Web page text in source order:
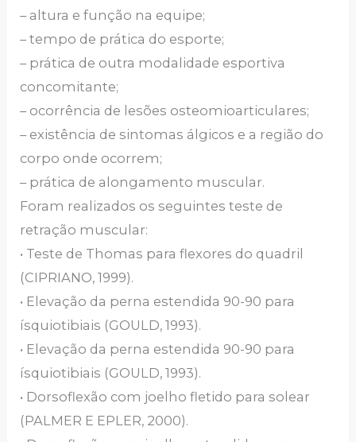
– altura e função na equipe;
– tempo de prática do esporte;
– prática de outra modalidade esportiva
concomitante;
– ocorrência de lesões osteomioarticulares;
– existência de sintomas álgicos e a região do
corpo onde ocorrem;
– prática de alongamento muscular.
Foram realizados os seguintes teste de
retração muscular:
• Teste de Thomas para flexores do quadril
(CIPRIANO, 1999).
• Elevação da perna estendida 90-90 para
ísquiotibiais (GOULD, 1993).
• Elevação da perna estendida 90-90 para
ísquiotibiais (GOULD, 1993).
• Dorsoflexão com joelho fletido para solear
(PALMER E EPLER, 2000).